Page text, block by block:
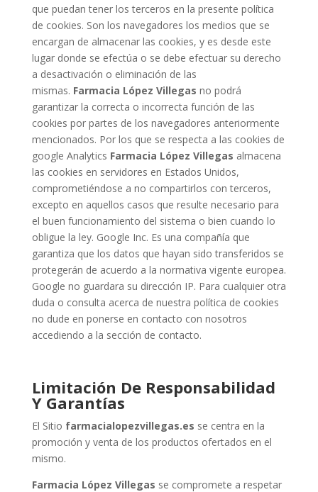
que puedan tener los terceros en la presente política
de cookies. Son los navegadores los medios que se
encargan de almacenar las cookies, y es desde este
lugar donde se efectúa o se debe efectuar su derecho
a desactivación o eliminación de las
mismas. Farmacia López Villegas no podrá
garantizar la correcta o incorrecta función de las
cookies por partes de los navegadores anteriormente
mencionados. Por los que se respecta a las cookies de
google Analytics Farmacia López Villegas almacena
las cookies en servidores en Estados Unidos,
comprometiéndose a no compartirlos con terceros,
excepto en aquellos casos que resulte necesario para
el buen funcionamiento del sistema o bien cuando lo
obligue la ley. Google Inc. Es una compañía que
garantiza que los datos que hayan sido transferidos se
protegerán de acuerdo a la normativa vigente europea.
Google no guardara su dirección IP. Para cualquier otra
duda o consulta acerca de nuestra política de cookies
no dude en ponerse en contacto con nosotros
accediendo a la sección de contacto.
Limitación De Responsabilidad
Y Garantías
El Sitio farmacialopezvillegas.es se centra en la
promoción y venta de los productos ofertados en el
mismo.
Farmacia López Villegas se compromete a respetar